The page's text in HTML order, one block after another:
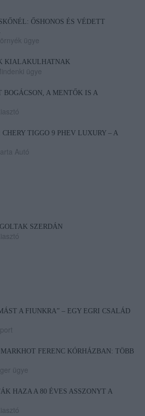
ŐSHONOS ÉS VÉDETT
ügye
KIALAKULHATNAK
ügye
A MENTŐK IS A
TIGGO 9 PHEV LUXURY – A
Autó
SZERDÁN
A FIUNKRA” – EGY EGRI CSALÁD
FERENC KÓRHÁZBAN: TÖBB
ügye
HAZA A 80 ÉVES ASSZONYT A